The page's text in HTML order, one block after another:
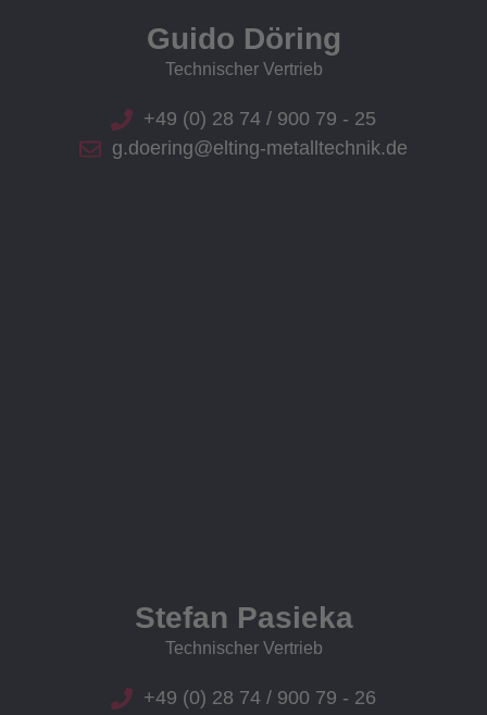
Guido Döring
Technischer Vertrieb
+49 (0) 28 74 / 900 79 - 25
g.doering@elting-metalltechnik.de
Stefan Pasieka
Technischer Vertrieb
+49 (0) 28 74 / 900 79 - 26